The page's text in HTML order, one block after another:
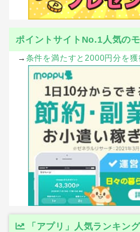
ポイントサイトNo.1人気の
→ 条件を満たすと2000円分を獲
「アプリ」人気ランキング